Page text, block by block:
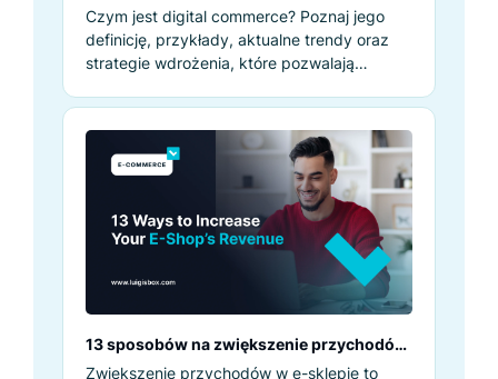
musisz wiedzieć, aby napędzać wzrost
Czym jest digital commerce? Poznaj jego
definicję, przykłady, aktualne trendy oraz
strategie wdrożenia, które pozwalają
13 sposobów na zwiększenie przychodów
w Twoim sklepie internetowym
Zwiększenie przychodów w e-sklepie to